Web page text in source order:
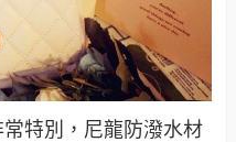
特別，尼龍防潑水材